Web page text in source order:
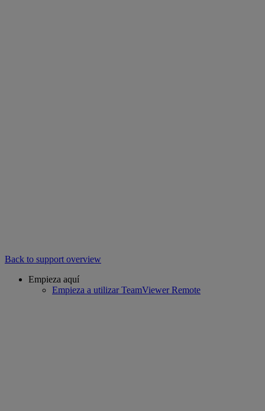
Back to support overview
Empieza aquí
Empieza a utilizar TeamViewer Remote